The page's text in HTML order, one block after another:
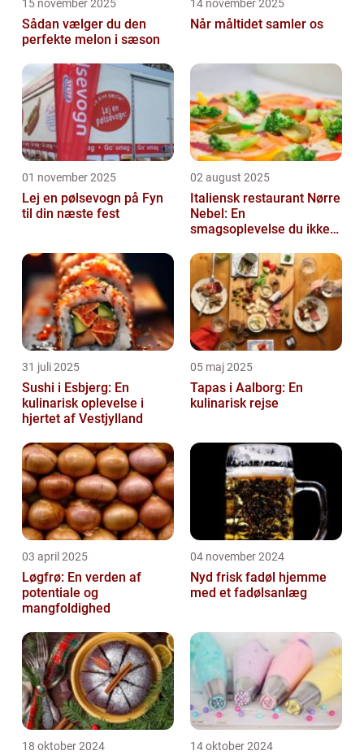
15 november 2025
Sådan vælger du den
perfekte melon i sæson
14 november 2025
Når måltidet samler os
01 november 2025
Lej en pølsevogn på Fyn
til din næste fest
02 august 2025
Italiensk restaurant Nørre
Nebel: En
smagsoplevelse du ikke
31 juli 2025
Sushi i Esbjerg: En
kulinarisk oplevelse i
hjertet af Vestjylland
05 maj 2025
Tapas i Aalborg: En
kulinarisk rejse
03 april 2025
Løgfrø: En verden af
potentiale og
mangfoldighed
04 november 2024
Nyd frisk fadøl hjemme
med et fadølsanlæg
18 oktober 2024 14 oktober 2024